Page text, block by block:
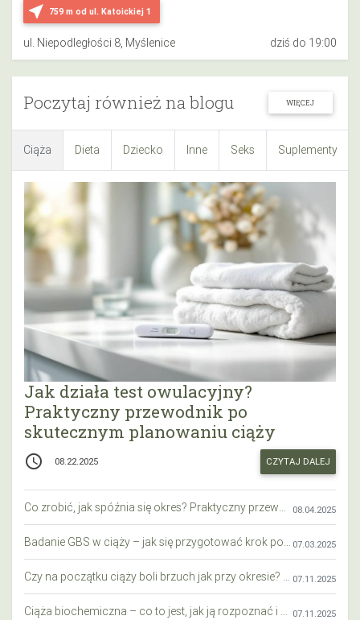
near_me 759 m od ul. Katoickiej 1
ul. Niepodległości 8, Myślenice dziś do 19:00
Poczytaj również na blogu WIĘCEJ
Ciąża Dieta Dziecko Inne Seks Suplementy
Jak działa test owulacyjny?
Praktyczny przewodnik po
skutecznym planowaniu ciąży
access_time 08.22.2025 CZYTAJ DALEJ
08.04.2025
07.03.2025
07.11.2025
07.11.2025